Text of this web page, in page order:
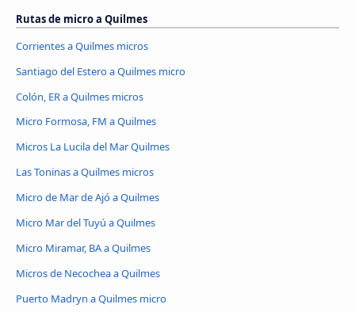
Rutas de micro a Quilmes
Corrientes a Quilmes micros
Santiago del Estero a Quilmes micro
Colón, ER a Quilmes micros
Micro Formosa, FM a Quilmes
Micros La Lucila del Mar Quilmes
Las Toninas a Quilmes micros
Micro de Mar de Ajó a Quilmes
Micro Mar del Tuyú a Quilmes
Micro Miramar, BA a Quilmes
Micros de Necochea a Quilmes
Puerto Madryn a Quilmes micro